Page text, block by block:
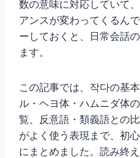
数の意味に対応していて
アンスが変わってくるん
ーしておくと、日常会話
ます。
この記事では、작다の基
ル・ヘヨ体・ハムニダ体
覧、反意語・類義語との
がよく使う表現まで、初
にまとめました。読み終